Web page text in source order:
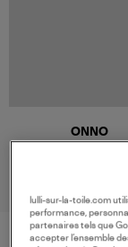
ONNO
lulli-sur-la-toile.com
performance,
partenaires tels que
accepter l’ensemble